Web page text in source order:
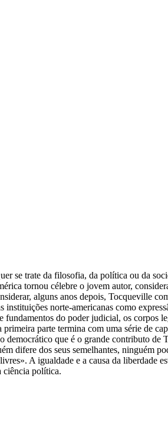
se trate da filosofia, da política ou da
tornou célebre o jovem autor,
alguns anos depois, Tocqueville
norte-americanas como
do poder judicial, os
parte termina com uma série de
democrático que é o grande contributo
difere dos seus semelhantes, ninguém
A igualdade e a causa da liberdade
ciência política.